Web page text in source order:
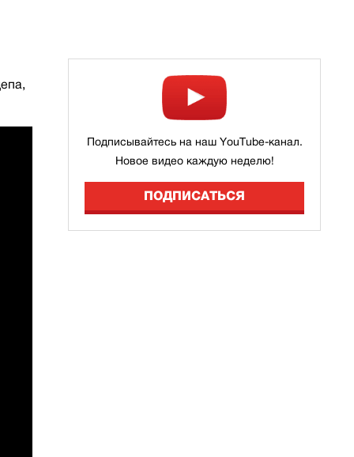
Подписывайтесь на наш YouTube-канал.
Новое видео каждую неделю!
ПОДПИСАТЬСЯ